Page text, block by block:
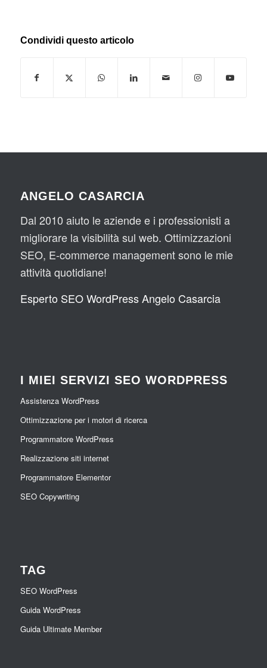
Condividi questo articolo
ANGELO CASARCIA
Dal 2010 aiuto le aziende e i professionisti a
migliorare la visibilità sul web. Ottimizzazioni
SEO, E-commerce management sono le mie
attività quotidiane!
Esperto SEO WordPress Angelo Casarcia
I MIEI SERVIZI SEO WORDPRESS
Assistenza WordPress
Ottimizzazione per i motori di ricerca
Programmatore WordPress
Realizzazione siti internet
Programmatore Elementor
SEO Copywriting
TAG
SEO WordPress
Guida WordPress
Guida Ultimate Member